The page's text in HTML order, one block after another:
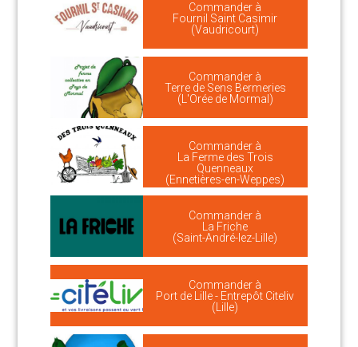
Commander à
Fournil Saint Casimir
(Vaudricourt)
Commander à
Terre de Sens Bermeries
(L'Orée de Mormal)
Commander à
La Ferme des Trois
Quenneaux
(Ennetières-en-Weppes)
Commander à
La Friche
(Saint-André-lez-Lille)
Commander à
Port de Lille - Entrepôt Citeliv
(Lille)